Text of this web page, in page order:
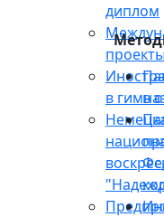
диплом
проекты
в
в